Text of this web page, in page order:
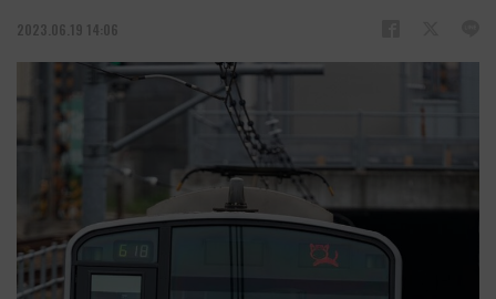
2023.06.19 14:06